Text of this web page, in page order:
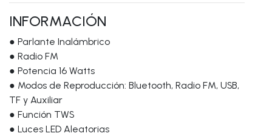
INFORMACIÓN
● Parlante Inalámbrico
● Radio FM
● Potencia 16 Watts
● Modos de Reproducción: Bluetooth, Radio FM, USB,
TF y Auxiliar
● Función TWS
● Luces LED Aleatorias